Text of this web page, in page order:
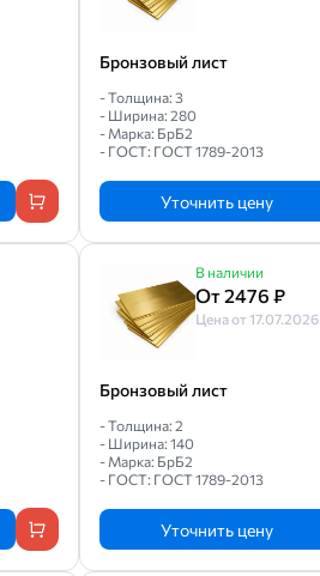
Бронзовый лист
- Толщина: 3
- Ширина: 280
- Марка: БрБ2
- ГОСТ: ГОСТ 1789-2013
Уточнить цену
В наличии
От 2476 ₽
Цена от 17.07.2026
Бронзовый лист
- Толщина: 2
- Ширина: 140
- Марка: БрБ2
- ГОСТ: ГОСТ 1789-2013
Уточнить цену